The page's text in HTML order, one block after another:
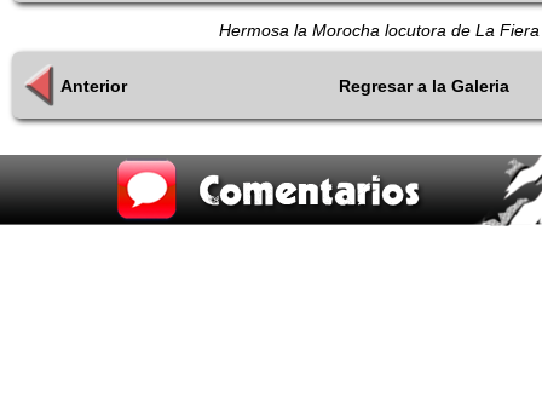
Hermosa la Morocha locutora de La
Anterior Regresar a la Galeria